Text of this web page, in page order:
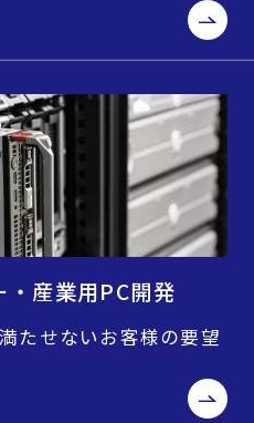
産業用PC開発
たせないお客様の要望